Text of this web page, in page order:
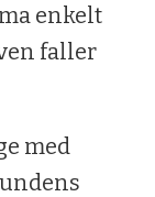
enkelt
faller
med